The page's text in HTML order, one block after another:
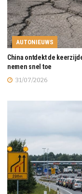
AUTONIEUWS
China ontdekt de
nemen snel toe
31/07/2026